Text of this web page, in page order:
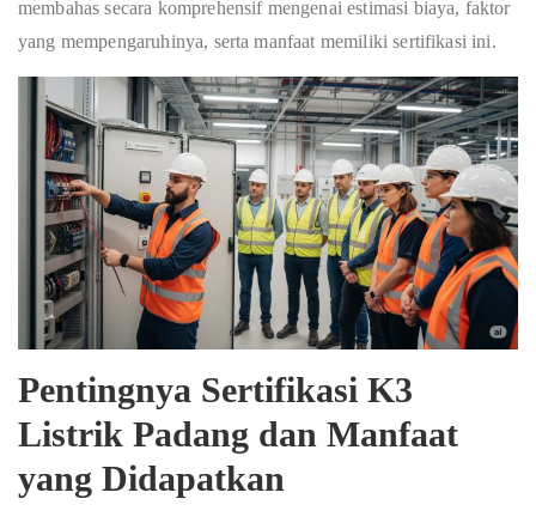
membahas secara komprehensif mengenai estimasi biaya, faktor
yang mempengaruhinya, serta manfaat memiliki sertifikasi ini.
Pentingnya Sertifikasi K3
Listrik Padang dan Manfaat
yang Didapatkan